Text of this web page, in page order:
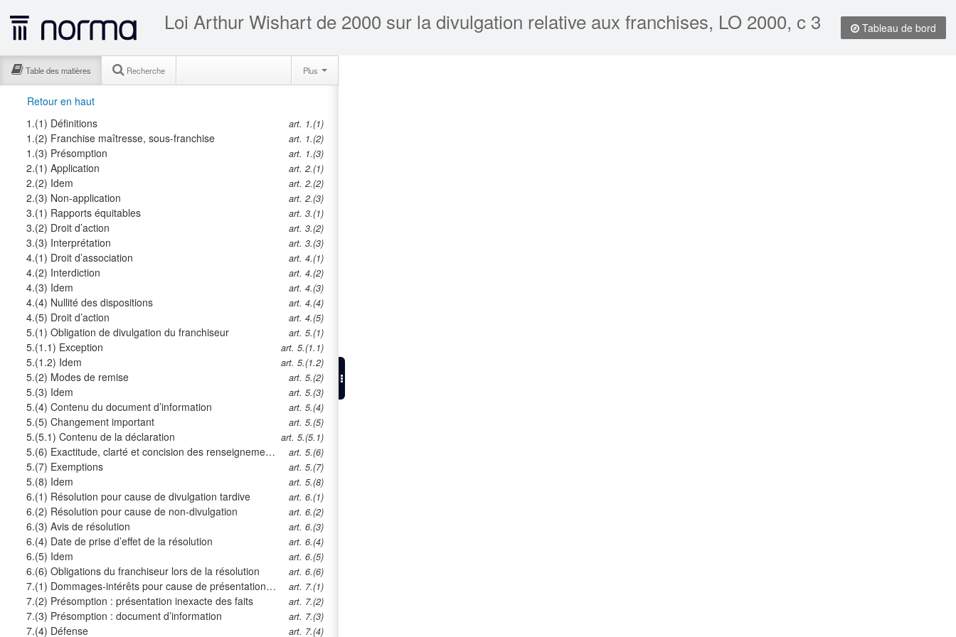
Tableau de bord
Loi Arthur Wishart de 2000 sur la divulgation relative aux franchises, LO 2000, c 3
Table des matières Recherche Plus
Retour en haut
1.(1) Définitions art. 1.(1)
1.(2) Franchise maîtresse, sous-franchise art. 1.(2)
1.(3) Présomption art. 1.(3)
2.(1) Application art. 2.(1)
2.(2) Idem art. 2.(2)
2.(3) Non-application art. 2.(3)
3.(1) Rapports équitables art. 3.(1)
3.(2) Droit d’action art. 3.(2)
3.(3) Interprétation art. 3.(3)
4.(1) Droit d’association art. 4.(1)
4.(2) Interdiction art. 4.(2)
4.(3) Idem art. 4.(3)
4.(4) Nullité des dispositions art. 4.(4)
4.(5) Droit d’action art. 4.(5)
5.(1) Obligation de divulgation du franchiseur art. 5.(1)
5.(1.1) Exception art. 5.(1.1)
5.(1.2) Idem art. 5.(1.2)
5.(2) Modes de remise art. 5.(2)
5.(3) Idem art. 5.(3)
5.(4) Contenu du document d’information art. 5.(4)
5.(5) Changement important art. 5.(5)
5.(5.1) Contenu de la déclaration art. 5.(5.1)
5.(6) Exactitude, clarté et concision des renseignements art. 5.(6)
5.(7) Exemptions art. 5.(7)
5.(8) Idem art. 5.(8)
6.(1) Résolution pour cause de divulgation tardive art. 6.(1)
6.(2) Résolution pour cause de non-divulgation art. 6.(2)
6.(3) Avis de résolution art. 6.(3)
6.(4) Date de prise d’effet de la résolution art. 6.(4)
6.(5) Idem art. 6.(5)
6.(6) Obligations du franchiseur lors de la résolution art. 6.(6)
7.(1) Dommages-intérêts pour cause de présentation inexacte des faits ou de non-divulgation art. 7.(1)
7.(2) Présomption : présentation inexacte des faits art. 7.(2)
7.(3) Présomption : document d’information art. 7.(3)
7.(4) Défense art. 7.(4)